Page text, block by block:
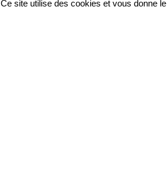
Ce site utilise des cookies et vous donne